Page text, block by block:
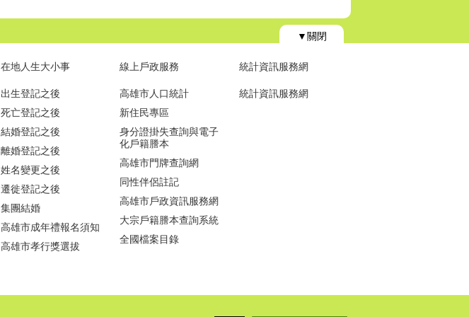
▼關閉
在地人生大小事
出生登記之後
死亡登記之後
結婚登記之後
離婚登記之後
姓名變更之後
遷徙登記之後
集團結婚
高雄市成年禮報名須知
高雄市孝行獎選拔
線上戶政服務
高雄市人口統計
新住民專區
身分證掛失查詢與電子
化戶籍謄本
高雄市門牌查詢網
同性伴侶註記
高雄市戶政資訊服務網
大宗戶籍謄本查詢系統
全國檔案目錄
統計資訊服務網
統計資訊服務網